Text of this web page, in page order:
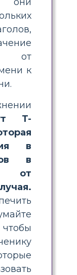
от
к
T-
в
в
от